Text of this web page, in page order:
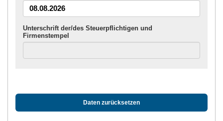
Unterschrift der/des Steuerpflichtigen und
Firmenstempel
Daten zurücksetzen